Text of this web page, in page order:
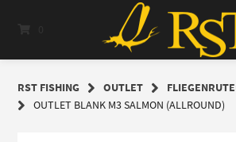
RST FISHING OUTLET
OUTLET BLANK M3 SALMON (ALLROUND)